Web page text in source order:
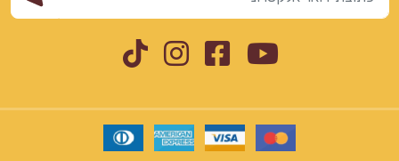
YouTube
Facebook
Instagram
TikTok